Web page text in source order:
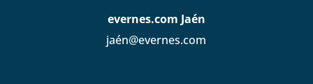
evernes.com Jaén
jaén@evernes.com